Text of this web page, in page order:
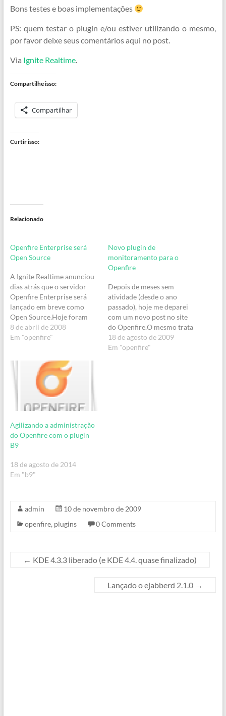
Bons testes e boas implementações
PS: quem testar o plugin e/ou estiver utilizando o mesmo,
por favor deixe seus comentários aqui no post.
Via Ignite Realtime.
Compartilhe isso:
Compartilhar
Curtir isso:
Relacionado
Openfire Enterprise será
Open Source
A Ignite Realtime anunciou
dias atrás que o servidor
Openfire Enterprise será
lançado em breve como
Open Source.Hoje foram
divulgadas novas
informações. Sabe-se agora
sendo que a previsão de
lançamento da primeira
etapa é o dia 27 de abril.
Além disso a…
8 de abril de 2008
Em "openfire"
Novo plugin de
monitoramento para o
Openfire
Depois de meses sem
atividade (desde o ano
passado), hoje me deparei
com um novo post no site
do Openfire.O mesmo trata
de um novo plugin de
monitoramento,
18 de agosto de 2009
Em "openfire"
Agilizando a administração
do Openfire com o plugin
B9
18 de agosto de 2014
Em "b9"
admin
10 de novembro de 2009
openfire, plugins 0 Comments
← KDE 4.3.3 liberado (e KDE 4.4. quase finalizado)
Lançado o ejabberd 2.1.0 →